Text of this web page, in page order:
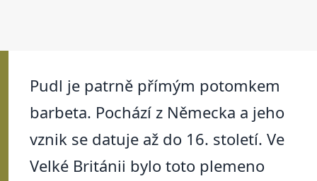
Pudl je patrně přímým potomkem
barbeta. Pochází z Německa a jeho
vznik se datuje až do 16. století. Ve
Velké Británii bylo toto plemeno